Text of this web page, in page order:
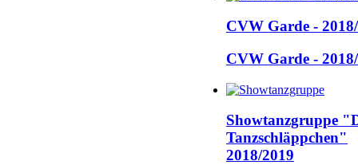
CVW Garde -
CVW Garde -
Showtanzgruppe
Tanzschläppchen"
2018/2019